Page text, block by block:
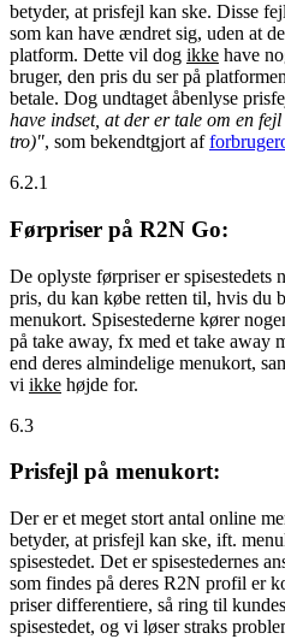
betyder, at prisfejl kan ske. Disse
som kan have ændret sig, uden at
platform. Dette vil dog ikke have
bruger, den pris du ser på
betale. Dog undtaget åbenlyse
have indset, at der er tale om en
tro)", som bekendtgjort af
6.2.1
Førpriser på R2N Go:
De oplyste førpriser er spisestedets
pris, du kan købe retten til, hvis du
menukort. Spisestederne kører
på take away, fx med et take away
end deres almindelige menukort,
vi ikke højde for.
6.3
Prisfejl på menukort:
Der er et meget stort antal online
betyder, at prisfejl kan ske, ift.
spisestedet. Det er spisestedernes
som findes på deres R2N profil er
priser differentiere, så ring til
spisestedet, og vi løser straks